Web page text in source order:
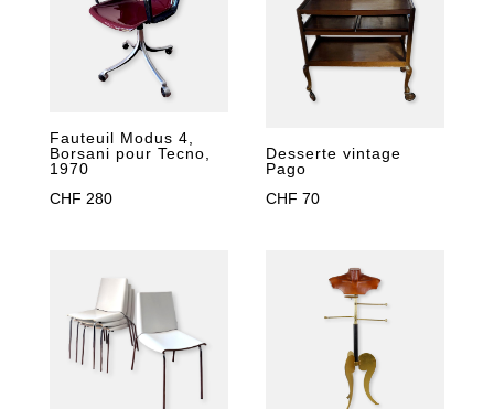
Fauteuil Modus 4,
Borsani pour Tecno,
1970
CHF 280
Desserte vintage
Pago
CHF 70